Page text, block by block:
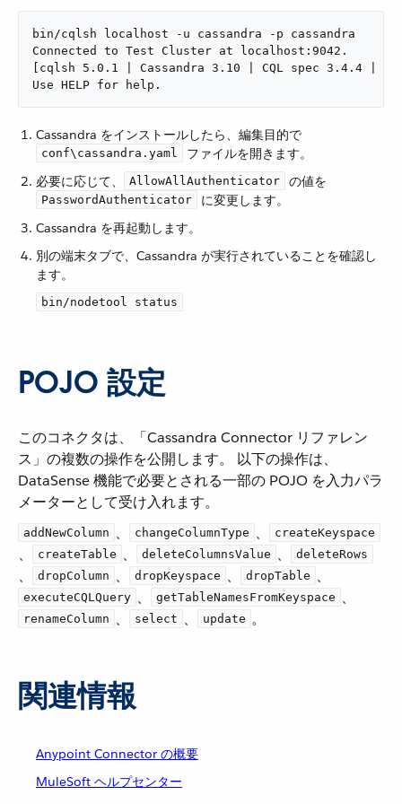
bin/cqlsh localhost -u cassandra -p cassandra
Connected to Test Cluster at localhost:9042.
[cqlsh 5.0.1 | Cassandra 3.10 | CQL spec 3.4.4 |
Use HELP for help.
Cassandra をインストールしたら、編集目的で ​
conf\cassandra.yaml
​ ファイルを開きます。
必要に応じて、​
AllowAllAuthenticator ​ の値を ​
PasswordAuthenticator
​ に変更します。
Cassandra を再起動します。
別の端末タブで、Cassandra が実行されていることを確認し
ます。
bin/nodetool status
POJO 設定
このコネクタは、「Cassandra Connector リファレン
ス」の複数の操作を公開します。 以下の操作は、
DataSense 機能で必要とされる一部の POJO を入力パラ
メーターとして受け入れます。
addNewColumn ​、​ changeColumnType ​、​ createKeyspace
、​
createTable ​、​ deleteColumnsValue ​、​ deleteRows
、​
dropColumn ​、​ dropKeyspace ​、​ dropTable ​、​
executeCQLQuery ​、​ getTableNamesFromKeyspace ​、​
renameColumn ​、​ select ​、​ update ​。
関連情報
Anypoint Connector の概要
MuleSoft ヘルプセンター